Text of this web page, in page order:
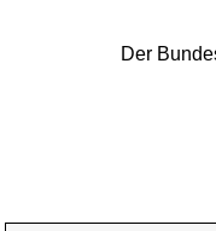
Der